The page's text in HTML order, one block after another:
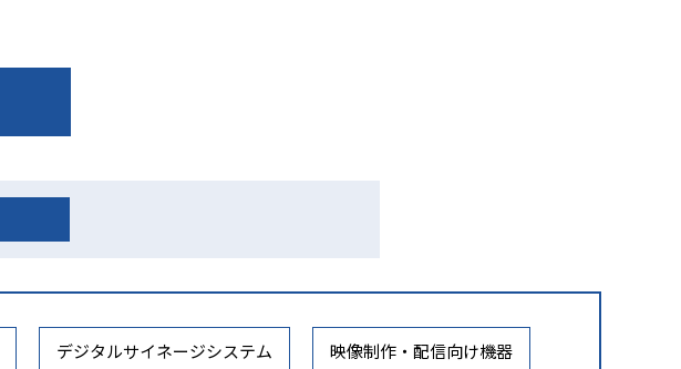
デジタルサイネージシステム 映像制作・配信向け機器